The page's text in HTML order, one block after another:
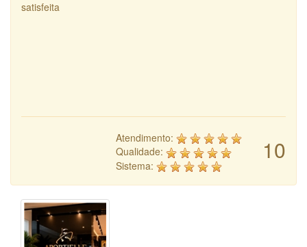
satisfeita
10
Atendimento:
Qualidade:
Sistema: